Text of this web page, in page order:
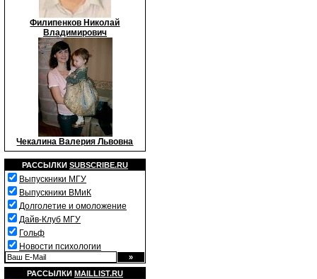
Филипенков Николай
Владимирович
Чекалина Валерия Львовна
РАССЫЛКИ SUBSCRIBE.RU
Выпускники МГУ
Выпускники ВМиК
Долголетие и омоложение
Дайв-Клуб МГУ
Гольф
Новости психологии
РАССЫЛКИ MAILLIST.RU